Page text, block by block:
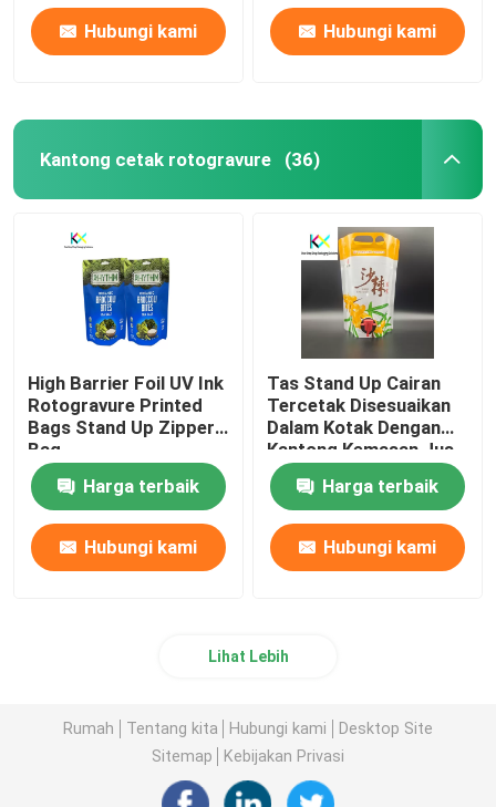
Hubungi kami Hubungi kami
Kantong cetak rotogravure (36)
High Barrier Foil UV Ink
Rotogravure Printed
Bags Stand Up Zipper
Bag
Harga terbaik
Hubungi kami
Tas Stand Up Cairan
Tercetak Disesuaikan
Dalam Kotak Dengan
Kantong Kemasan Jus
Tap
Harga terbaik
Hubungi kami
Lihat Lebih
Rumah Tentang kita Hubungi kami
Desktop Site
Sitemap
Kebijakan Privasi